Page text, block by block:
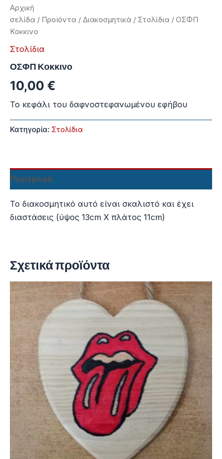
Αρχική
σελίδα / Προϊόντα / Διακοσμητικά / Στολίδια / ΟΣΦΠ
Κοκκινο
Στολίδια
ΟΣΦΠ Κοκκινο
10,00 €
Το κεφάλι του δαφνοστεφανωμένου εφήβου
Κατηγορία: Στολίδια
Περιγραφή
Το διακοσμητικό αυτό είναι σκαλιστό και έχει
διαστάσεις (ύψος 13cm Χ πλάτος 11cm)
Σχετικά προϊόντα